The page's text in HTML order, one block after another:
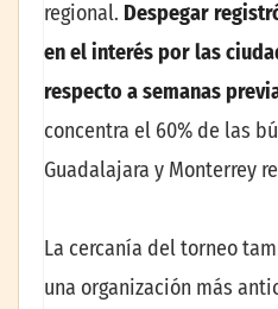
regional. Despegar
en el interés por las
respecto a semanas
concentra el 60% de las
Guadalajara y Monterrey
La cercanía del torneo
una organización más